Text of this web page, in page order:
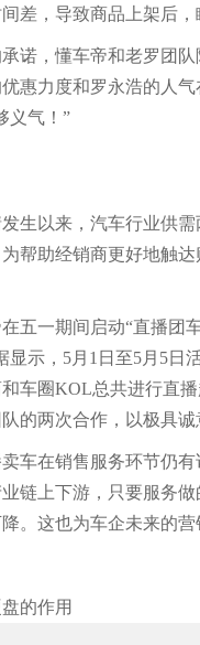
差，导致商品上架后
，懂车帝和老罗团队
惠力度和罗永浩的人
义气！”
以来，汽车行业供需
帮助经销商更好地触
一期间启动“直播团车
显示，5月1日至5月5日
车圈KOL总共进行直
的两次合作，以极具
在销售服务环节仍有
链上下游，只要服务
。这也为车企未来的营
的作用